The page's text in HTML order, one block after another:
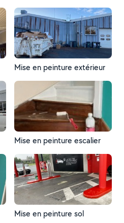
Mise en peinture extérieur
Mise en peinture escalier
Mise en peinture sol